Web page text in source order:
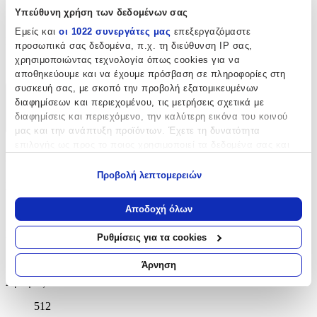
Υπεύθυνη χρήση των δεδομένων σας
Εμείς και οι 1022 συνεργάτες μας επεξεργαζόμαστε
προσωπικά σας δεδομένα, π.χ. τη διεύθυνση IP σας,
χρησιμοποιώντας τεχνολογία όπως cookies για να
αποθηκεύουμε και να έχουμε πρόσβαση σε πληροφορίες στη
συσκευή σας, με σκοπό την προβολή εξατομικευμένων
διαφημίσεων και περιεχομένου, τις μετρήσεις σχετικά με
διαφημίσεις και περιεχόμενο, την καλύτερη εικόνα του κοινού
μας και την ανάπτυξη προϊόντων. Έχετε τη δυνατότητα
Να συλλέξουμε πληροφορίες σχετικά με τη γεωγραφική
σας τοποθεσία, οι οποίες μπορεί να είναι ακριβείς σε
απόσταση μερικών μέτρων
Να αναγνωρίσουμε τη συσκευή σας σαρώνοντας ενεργά
για συγκεκριμένα χαρακτηριστικά (δακτυλικό αποτύπωμα)
Μάθετε περισσότερα σχετικά με τον τρόπο επεξεργασίας των
προσωπικών σας δεδομένων και καθορίστε τις προτιμήσεις σας
στηνενότητα “Λεπτομέρειες”
Προβολή λεπτομερειών
Αποδοχή όλων
Ρυθμίσεις για τα cookies
Άρνηση
Αγγλικά
ISBN
9780552163590
Χαρακτηριστικά
Χαρακτηριστικά
Εκδότης
CORGI BOOKS
Αριθμός Σελίδων
512